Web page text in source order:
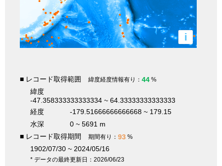
i
■ レコード取得範囲 緯度経度情報有り： 44 %
緯度
-47.358333333333334 ~ 64.33333333333333
経度
-179.51666666666668 ~ 179.15
水深
0 ~ 5691 m
■ レコード取得期間
期間有り： 93 %
1902/07/30 ~ 2024/05/16
* データの最終更新日：2026/06/23